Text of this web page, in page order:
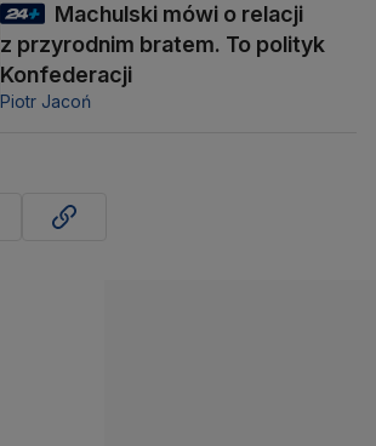
Machulski mówi o relacji
z przyrodnim bratem. To polityk
Konfederacji
Piotr Jacoń